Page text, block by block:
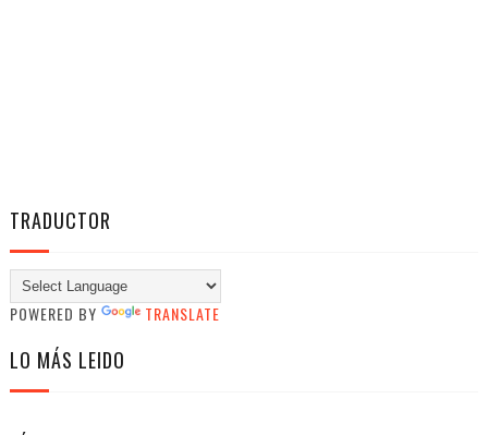
TRADUCTOR
POWERED BY TRANSLATE
LO MÁS LEIDO